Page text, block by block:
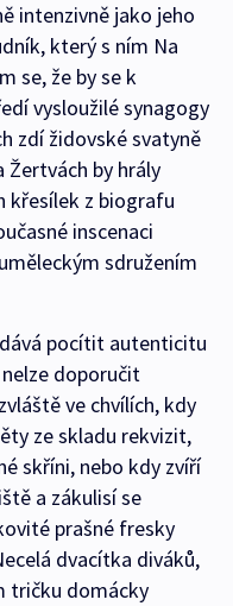
intenzivně jako jeho
který s ním Na
se, že by se k
vysloužilé synagogy
zdí židovské svatyně
Žertvách by hrály
křesílek z biografu
inscenaci
sdružením
pocítit autenticitu
doporučit
ve chvílích, kdy
ze skladu rekvizit,
skříni, nebo kdy zvíří
a zákulisí se
prašné fresky
dvacítka diváků,
tričku domácky